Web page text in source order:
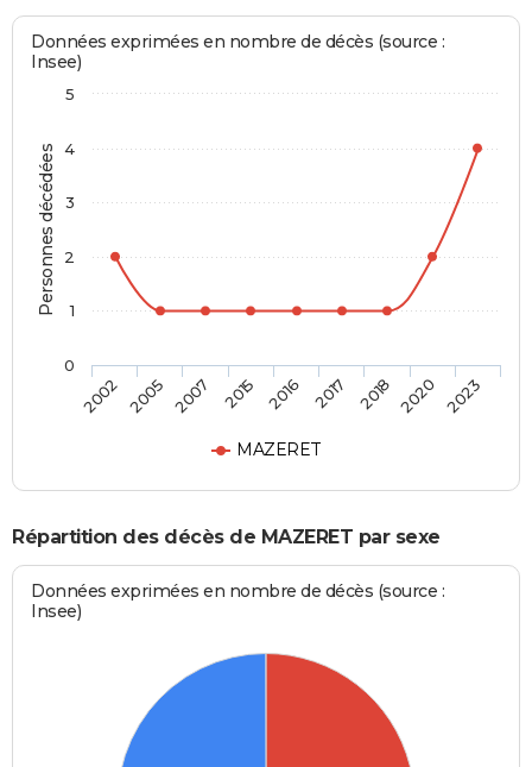
Personnes décédées
Données exprimées en nombre de décès (source :
Insee)
MAZERET
2002 2005 2007 2015 2016 2017 2018 2020 2023
0
1
2
3
4
5
Répartition des décès de MAZERET par sexe
Données exprimées en nombre de décès (source :
Insee)